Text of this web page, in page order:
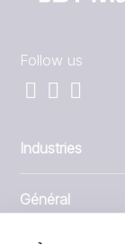
Follow us
Industries
Général